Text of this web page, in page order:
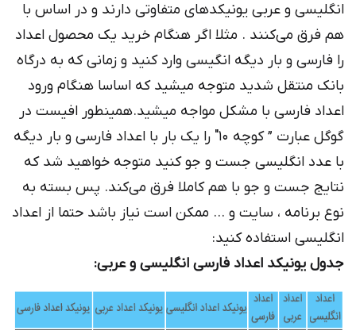
انگلیسی و عربی یونیکدهای متفاوتی دارند و در اساس با
هم فرق می‌کنند . مثلا اگر هنگام خرید یک محصول اعداد
را فارسی و بار دیگه انگیسی وارد کنید و زمانی که به درگاه
بانک منتقل شدید متوجه میشید که اساسا هنگام ورود
اعداد فارسی با مشکل مواجه میشید.همینطور افیست در
گوگل عبارت ” کوچه 10″ را یک بار با اعداد فارسی و بار دیگه
با عدد انگلیسی جست و جو کنید متوجه خواهید شد که
نتایج جست و جو با هم کاملا فرق می‌کند. پس بسته به
نوع برنامه ، سایت و … ممکن است نیاز باشد حتما از اعداد
انگلیسی استفاده کنید:
جدول یونیکد اعداد فارسی انگلیسی و عربی: